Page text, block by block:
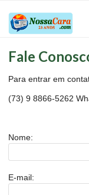
Fale
Para entrar em
(73) 9 8866-5262
Nome:
E-mail: